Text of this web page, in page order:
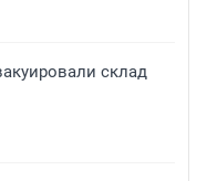
склад